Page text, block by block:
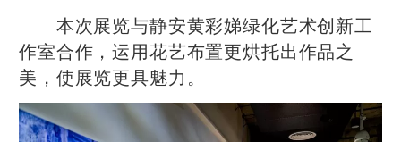
本次展览与静安黄彩娣绿化艺术创新工
作室合作，运用花艺布置更烘托出作品之
美，使展览更具魅力。